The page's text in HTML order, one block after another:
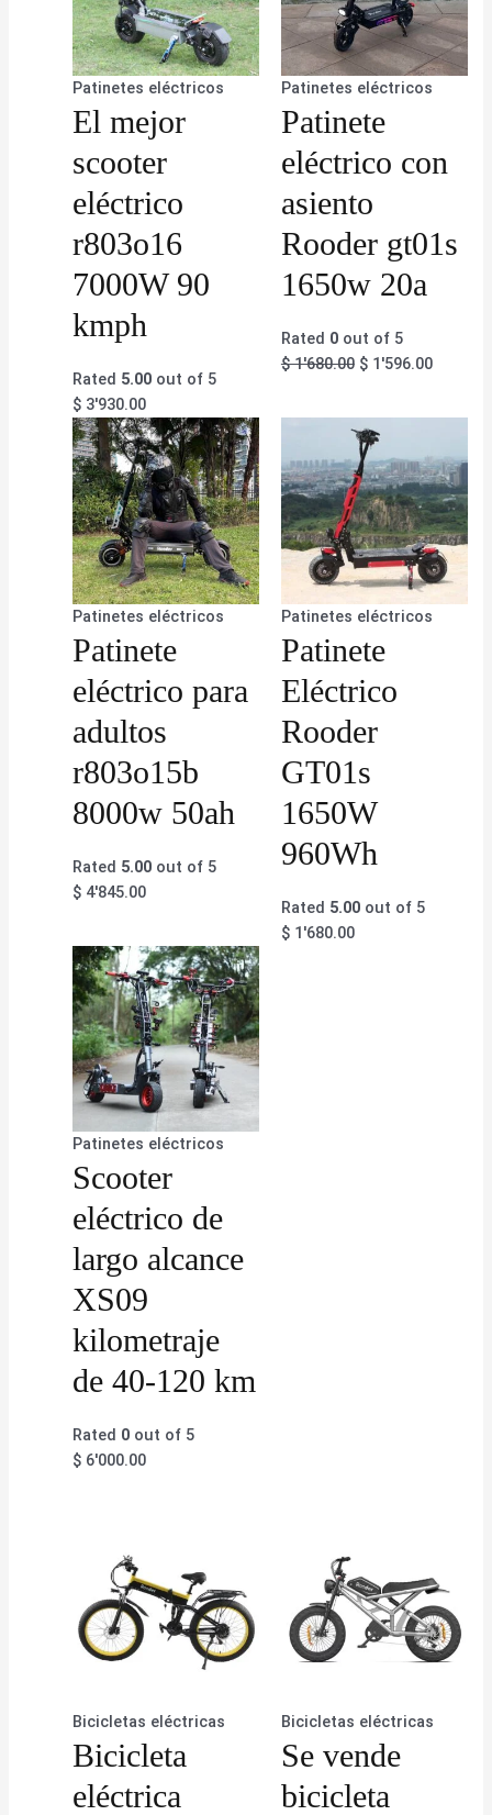
Patinetes eléctricos
El mejor
scooter
eléctrico
r803o16
7000W 90
kmph
Rated 5.00 out of 5
$ 3'930.00
Patinetes eléctricos
Patinete
eléctrico con
asiento
Rooder gt01s
1650w 20a
Rated 0out of 5
$1'680.00 $1'596.00
Patinetes eléctricos
Patinete
eléctrico para
adultos
r803o15b
8000w 50ah
Rated 5.00 out of 5
$ 4'845.00
Patinetes eléctricos
Patinete
Eléctrico
Rooder
GT01s
1650W
960Wh
Rated 5.00out of 5
$1'680.00
Patinetes eléctricos
Scooter
eléctrico de
largo alcance
XS09
kilometraje
de 40-120 km
Rated 0 out of 5
$ 6'000.00
Bicicletas eléctricas
Bicicleta
eléctrica
Bicicletas eléctricas
Se vende
bicicleta